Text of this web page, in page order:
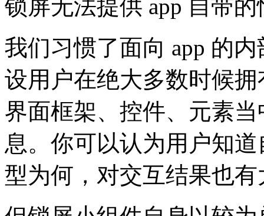
锁屏无法提供 app 自带
我们习惯了面向 app 的
设用户在绝大多数时候
界面框架、控件、元素
息。你可以认为用户知
型为何，对交互结果也